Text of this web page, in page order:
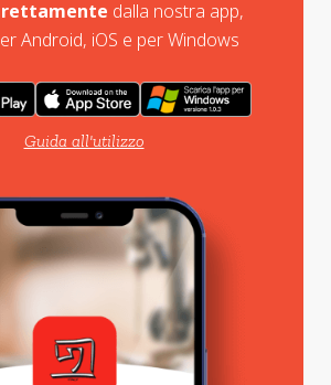
dalla nostra app,
Android, iOS e per Windows
Guida all'utilizzo